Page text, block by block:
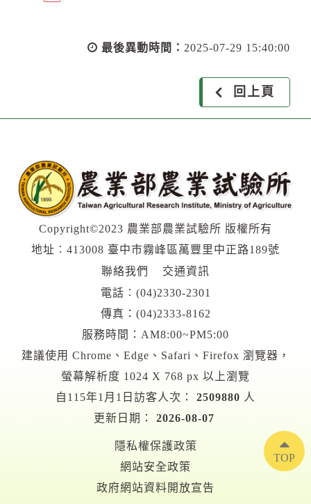
最後異動時間： 2025-07-29 15:40:00
回上頁
Copyright©2023 農業部農業試驗所 版權所有
地址︰413008 臺中市霧峰區萬豐里中正路189號
聯絡我們
交通資訊
電話︰ (04)2330-2301
傳真：(04)2333-8162
服務時間：AM8:00~PM5:00
建議使用 Chrome、Edge、Safari、Firefox 瀏覽器，
螢幕解析度 1024 X 768 px 以上瀏覽
自115年1月1日訪客人次：
2509880 人
更新日期：
2026-08-07
隱私權保護政策
網站安全政策
政府網站資料開放宣告
TOP